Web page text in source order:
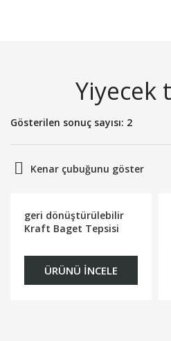
Yiyecek
Gösterilen sonuç sayısı: 2
Kenar çubuğunu göster
geri dönüştürülebilir
Kraft Baget Tepsisi
ÜRÜNÜ İNCELE